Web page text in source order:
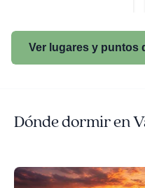
Ver lugares y puntos
Dónde dormir en